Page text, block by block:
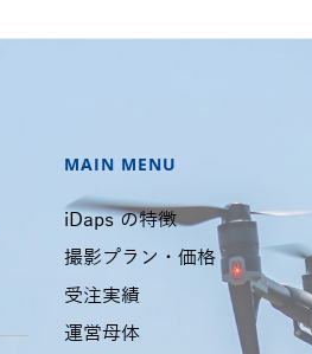
MAIN MENU
iDaps の特徴
撮影プラン・価格
受注実績
運営母体